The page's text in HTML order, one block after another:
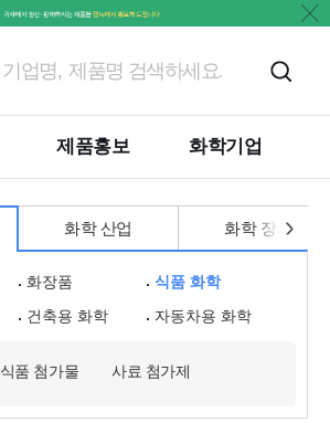
제품홍보 화학기업
화학 산업 화학 장치
화장품
식품 화학
건축용 화학 자동차용 화학
식품 첨가물 사료 첨가제